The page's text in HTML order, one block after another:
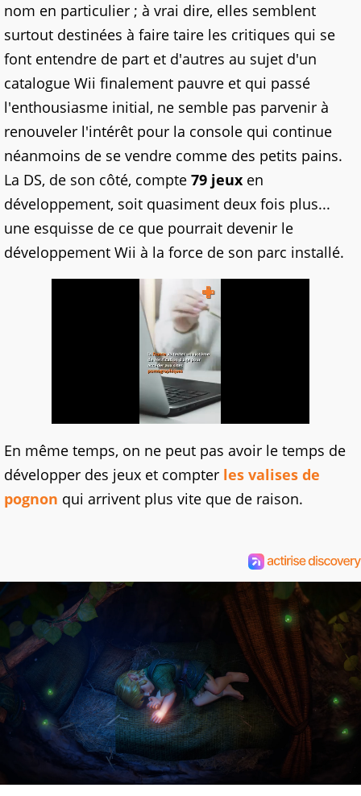
nom en particulier ; à vrai dire, elles semblent
surtout destinées à faire taire les critiques qui se
font entendre de part et d'autres au sujet d'un
catalogue Wii finalement pauvre et qui passé
l'enthousiasme initial, ne semble pas parvenir à
renouveler l'intérêt pour la console qui continue
néanmoins de se vendre comme des petits pains.
La DS, de son côté, compte 79 jeux en
développement, soit quasiment deux fois plus...
une esquisse de ce que pourrait devenir le
développement Wii à la force de son parc installé.
En même temps, on ne peut pas avoir le temps de
développer des jeux et compter les valises de
pognon qui arrivent plus vite que de raison.